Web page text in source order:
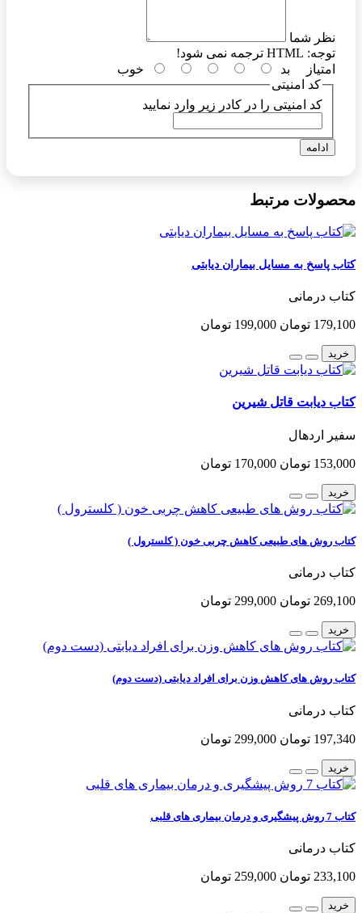
نظر شما
توجه:
امتیاز
بد
خوب
کد امنیتی
کد امنیتی را در کادر زیر وارد نمایید
ادامه
محصولات مرتبط
کتاب پاسخ به مسایل بیماران دیابتی
کتاب درمانی
179,100 تومان 199,000 تومان
خرید
کتاب دیابت قاتل شیرین
سفیر اردهال
153,000 تومان 170,000 تومان
خرید
کتاب روش های طبیعی کاهش چربی خون ( کلسترول )
کتاب درمانی
269,100 تومان 299,000 تومان
خرید
کتاب روش های کاهش وزن برای افراد دیابتی (دست دوم)
کتاب درمانی
197,340 تومان 299,000 تومان
خرید
کتاب 7 روش پیشگیری و درمان بیماری های قلبی
کتاب درمانی
233,100 تومان 259,000 تومان
خرید